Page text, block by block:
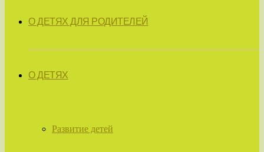
О ДЕТЯХ ДЛЯ РОДИТЕЛЕЙ
О ДЕТЯХ
Развитие детей